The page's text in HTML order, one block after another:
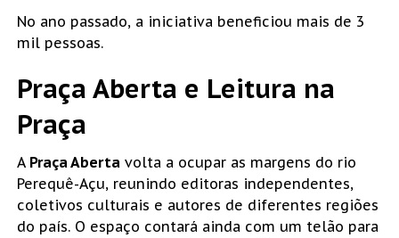
No ano passado, a iniciativa beneficiou mais de 3
mil pessoas.
Praça Aberta e Leitura na
Praça
A Praça Aberta volta a ocupar as margens do rio
Perequê-Açu, reunindo editoras independentes,
coletivos culturais e autores de diferentes regiões
do país. O espaço contará ainda com um telão para